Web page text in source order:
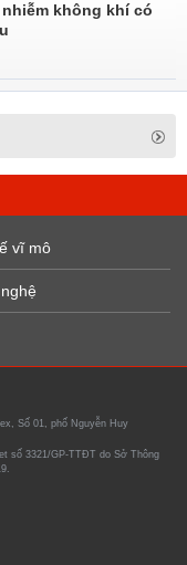
không khí có
vĩ mô
Số 01, phố Nguyễn Huy
số 3321/GP-TTĐT do Sở Thông